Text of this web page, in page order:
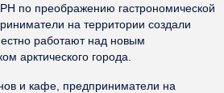
по преображению гастрономической
на территории создали
работают над новым
арктического города.
и кафе, предприниматели на